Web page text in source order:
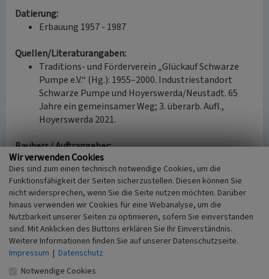
Datierung:
Erbauung 1957 - 1987
Quellen/Literaturangaben:
Traditions- und Förderverein „Glückauf Schwarze
Pumpe e.V.“ (Hg.): 1955–2000. Industriestandort
Schwarze Pumpe und Hoyerswerda/Neustadt. 65
Jahre ein gemeinsamer Weg; 3. überarb. Aufl.,
Hoyerswerda 2021.
Bauherr / Auftraggeber:
--
BKM-Nummer:30800152
Teerseen Zerre des Industriekomplex Schwarze
Pumpe
Schlagwörter
Lagerplatz (Wirtschaft)
Wir verwenden Cookies
Dies sind zum einen technisch notwendige Cookies, um die
Funktionsfähigkeit der Seiten sicherzustellen. Diesen können Sie
nicht widersprechen, wenn Sie die Seite nutzen möchten. Darüber
hinaus verwenden wir Cookies für eine Webanalyse, um die
Nutzbarkeit unserer Seiten zu optimieren, sofern Sie einverstanden
sind. Mit Anklicken des Buttons erklären Sie Ihr Einverständnis.
Weitere Informationen finden Sie auf unserer Datenschutzseite.
Impressum | Datenschutz
Notwendige Cookies